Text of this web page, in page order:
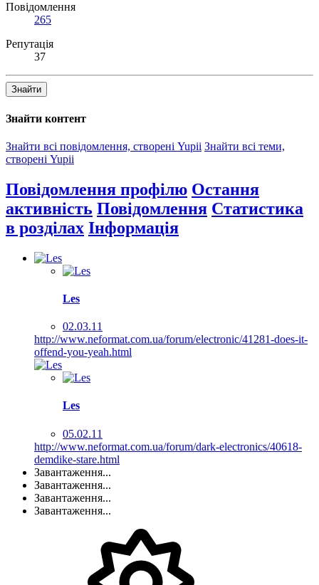
Повідомлення
265
Репутація
37
Знайти
Знайти контент
Знайти всі повідомлення, створені Yupii Знайти всі теми,
створені Yupii
Повідомлення профілю Остання
активність Повідомлення Статистика
в розділах Інформація
Les
02.03.11
http://www.neformat.com.ua/forum/electronic/41281-does-it-
offend-you-yeah.html
Les
05.02.11
http://www.neformat.com.ua/forum/dark-electronics/40618-
demdike-stare.html
Завантаження...
Завантаження...
Завантаження...
Завантаження...